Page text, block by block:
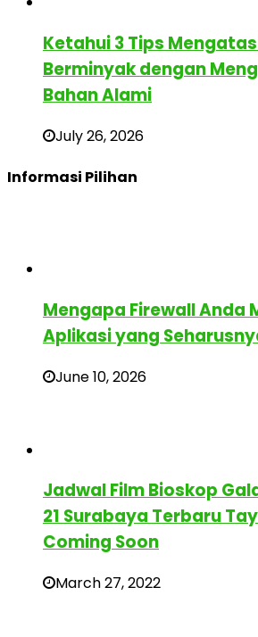
Ketahui 3 Tips
Berminyak dengan
Bahan Alami
July 26, 2026
Informasi Pilihan
Mengapa Firewall Anda
Aplikasi yang
June 10, 2026
Jadwal Film Bioskop
21 Surabaya Terbaru
Coming Soon
March 27, 2022